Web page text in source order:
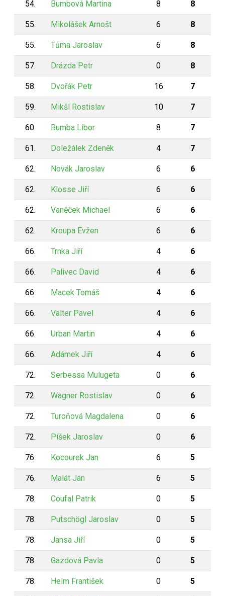
54. Bumbová Martina 8 8
55. Mikolášek Arnošt 6 8
55. Tůma Jaroslav 6 8
57. Drázda Petr 0 8
58. Dvořák Petr 16 7
59. Mikšl Rostislav 10 7
60. Bumba Libor 8 7
61. Doležálek Zdeněk 4 7
62. Novák Jaroslav 6 6
62. Klosse Jiří 6 6
62. Vaněček Michael 6 6
62. Kroupa Evžen 6 6
66. Trnka Jiří 4 6
66. Palivec David 4 6
66. Macek Tomáš 4 6
66. Valter Pavel 4 6
66. Urban Martin 4 6
66. Adámek Jiří 4 6
72. Serbessa Mulugeta 0 6
72. Wagner Rostislav 0 6
72. Turoňová Magdalena 0 6
72. Píšek Jaroslav 0 6
76. Kocourek Jan 6 5
76. Malát Jan 6 5
78. Coufal Patrik 0 5
78. Putschögl Jaroslav 0 5
78. Jansa Jiří 0 5
78. Gazdová Pavla 0 5
78. Helm František 0 5